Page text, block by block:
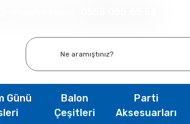
Günü
Balon
Çeşitleri
Parti
Aksesuarları